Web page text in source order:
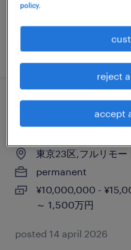
¥10,000,000 -
posted 6 april 2025
プロジェクトマネー
援
東京23区,フルリモー
permanent
¥10,000,000 -
～ 1,500万円
posted 14 april 2026
policy.
reject
accept